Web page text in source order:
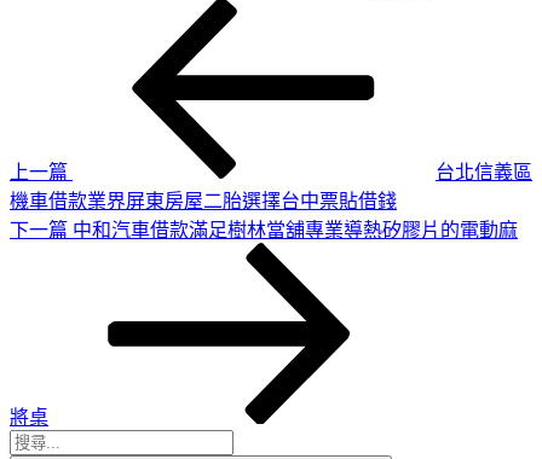
上一篇
台北信義區
機車借款業界屏東房屋二胎選擇台中票貼借錢
下
下一篇 中和汽車借款滿足樹林當舖專業導熱矽膠片的電動麻
將桌
搜